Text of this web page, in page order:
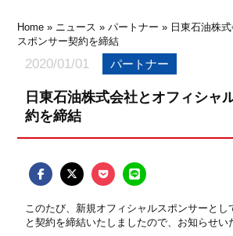
Home » ニュース »パートナー » 日東石油株
スポンサー契約を締結
2020/01/01 パートナー
日東石油株式会社とオフィシャ
約を締結
このたび、新規オフィシャルスポンサーとし
と契約を締結いたしましたので、お知らせい